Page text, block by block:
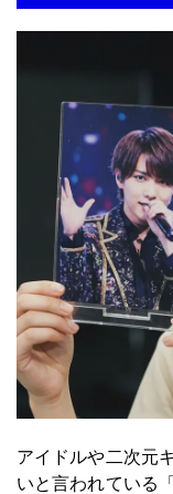
アイドルや二次元
いと言われている「